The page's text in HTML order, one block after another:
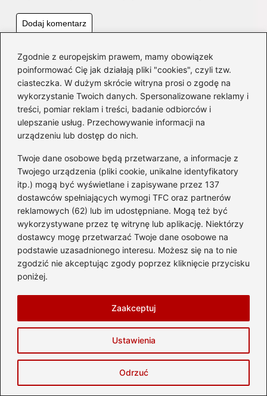
Zgodnie z europejskim prawem, mamy obowiązek
poinformować Cię jak działają pliki "cookies", czyli tzw.
ciasteczka. W dużym skrócie witryna prosi o zgodę na
wykorzystanie Twoich danych. Spersonalizowane reklamy i
treści, pomiar reklam i treści, badanie odbiorców i
ulepszanie usług. Przechowywanie informacji na
urządzeniu lub dostęp do nich.
Twoje dane osobowe będą przetwarzane, a informacje z
Twojego urządzenia (pliki cookie, unikalne identyfikatory
itp.) mogą być wyświetlane i zapisywane przez 137
dostawców spełniających wymogi TFC oraz partnerów
reklamowych (62) lub im udostępniane. Mogą też być
wykorzystywane przez tę witrynę lub aplikację. Niektórzy
dostawcy mogę przetwarzać Twoje dane osobowe na
podstawie uzasadnionego interesu. Możesz się na to nie
zgodzić nie akceptując zgody poprzez kliknięcie przycisku
poniżej.
Ustawienia
Odrzuć
Zaakceptuj
Poczytaj więcej
Jakie atrakcje w Zakopanem? 15 miejsc,
które warto zobaczyć
2026-08-06